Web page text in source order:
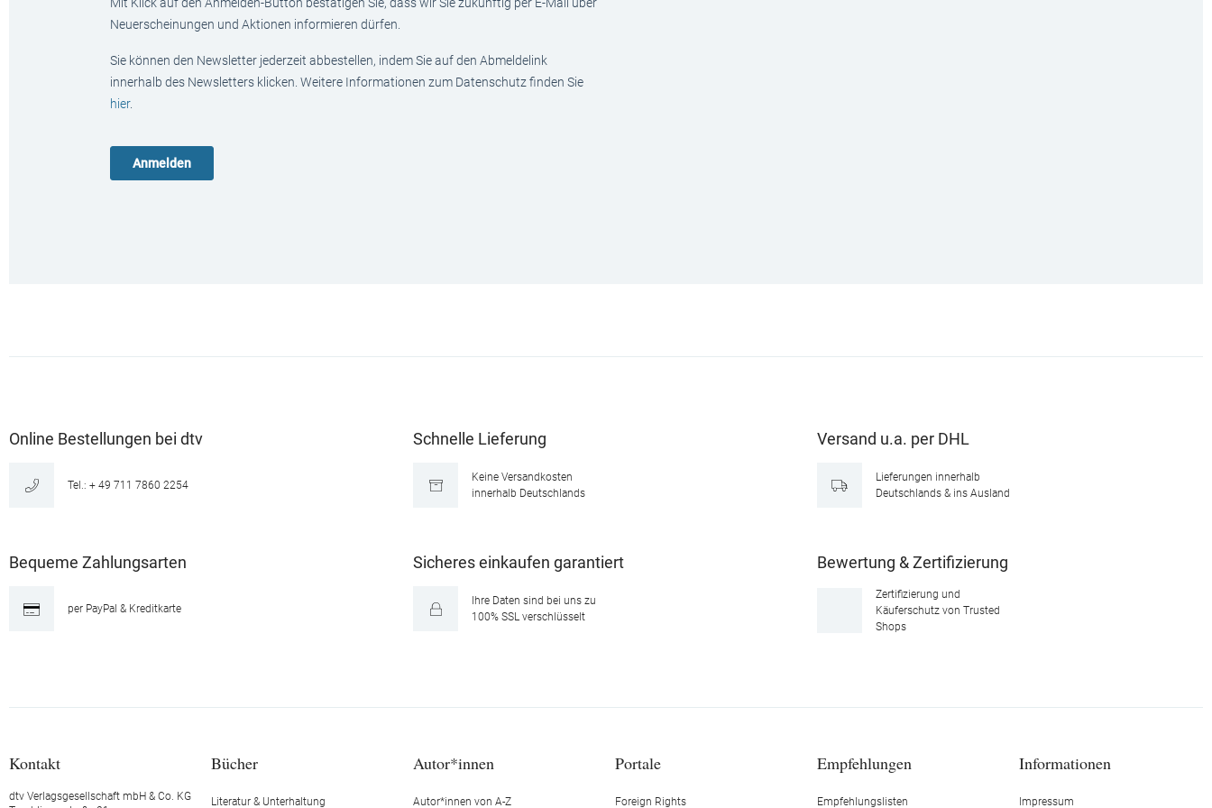
Mit Klick auf den Anmelden-Button bestätigen Sie, dass wir Sie zukünftig per E-Mail über
Neuerscheinungen und Aktionen informieren dürfen.
Sie können den Newsletter jederzeit abbestellen, indem Sie auf den Abmeldelink
innerhalb des Newsletters klicken. Weitere Informationen zum Datenschutz finden Sie
hier.
Online Bestellungen bei dtv
Tel.: + 49 711 7860 2254
Schnelle Lieferung
Keine Versandkosten
innerhalb Deutschlands
Versand u.a. per DHL
Lieferungen innerhalb
Deutschlands & ins Ausland
Bequeme Zahlungsarten
per PayPal & Kreditkarte
Sicheres einkaufen garantiert
Ihre Daten sind bei uns zu
100% SSL verschlüsselt
Bewertung & Zertifizierung
Zertifizierung und
Käuferschutz von Trusted
Shops
Kontakt
dtv Verlagsgesellschaft mbH & Co. KG
Bücher
Literatur & Unterhaltung
Autor*innen
Autor*innen von A-Z
Portale
Foreign Rights
Empfehlungen
Empfehlungslisten
Informationen
Impressum